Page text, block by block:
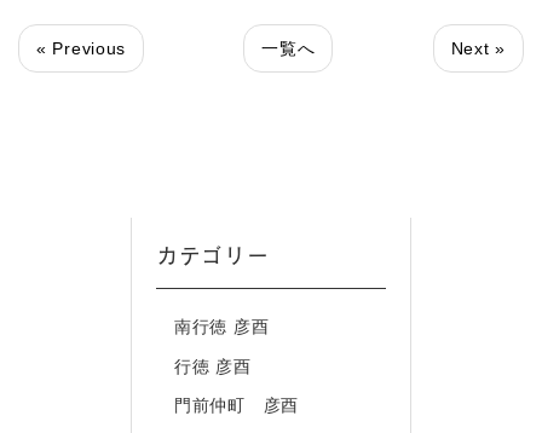
« Previous 一覧へ Next »
カテゴリー
南行徳 彦酉
行徳 彦酉
門前仲町 彦酉